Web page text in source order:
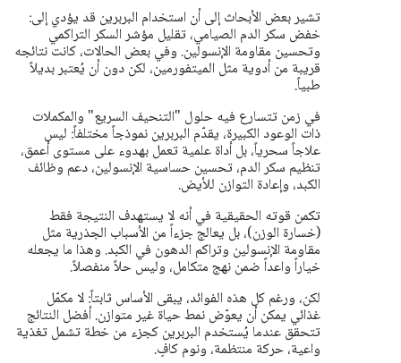
تشير بعض الأبحاث إلى أن استخدام البربرين قد يؤدي إلى:
خفض سكر الدم الصيامي، تقليل مؤشر السكر التراكمي
وتحسين مقاومة الإنسولين. وفي بعض الحالات، كانت نتائجه
قريبة من أدوية مثل الميتفورمين، لكن دون أن يُعتبر بديلاً
طبياً.
في زمن تتسارع فيه حلول "التنحيف السريع" والمكملات
ذات الوعود الكبيرة، يقدّم البربرين نموذجاً مختلفاً: ليس
علاجاً سحرياً، بل أداة علمية تعمل بهدوء على مستوى أعمق،
تنظيم سكر الدم، تحسين حساسية الإنسولين، دعم وظائف
الكبد، وإعادة التوازن للأيض.
تكمن قوته الحقيقية في أنه لا يستهدف النتيجة فقط
(خسارة الوزن)، بل يعالج جزءاً من الأسباب الجذرية مثل
مقاومة الإنسولين وتراكم الدهون في الكبد. وهذا ما يجعله
خياراً واعداً ضمن نهج متكامل، وليس حلاً منفصلاً.
لكن، ورغم كل هذه الفوائد، يبقى الأساس ثابتاً: لا مكمّل
غذائي يمكن أن يعوّض نمط حياة غير متوازن. أفضل النتائج
تتحقق عندما يُستخدم البربرين كجزء من خطة تشمل تغذية
واعية، حركة منتظمة، ونوم كافٍ.